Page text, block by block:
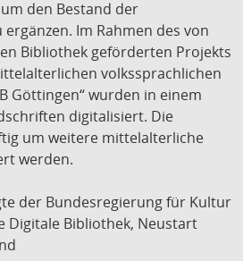
den Bestand der
Im Rahmen des von
Bibliothek geförderten Projekts
volkssprachlichen
Göttingen“ wurden in einem
digitalisiert. Die
um weitere mittelalterliche
werden.
der Bundesregierung für Kultur
Digitale Bibliothek, Neustart